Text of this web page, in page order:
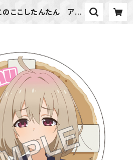
のここしたんたん アク